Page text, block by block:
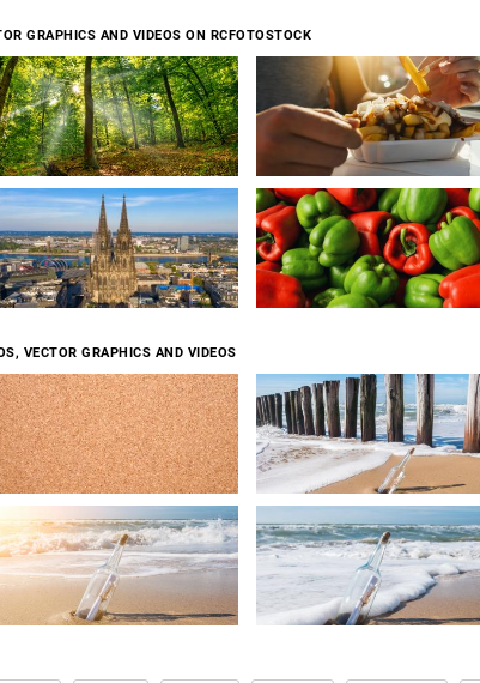
GRAPHICS AND VIDEOS ON RCFOTOSTOCK
VECTOR GRAPHICS AND VIDEOS